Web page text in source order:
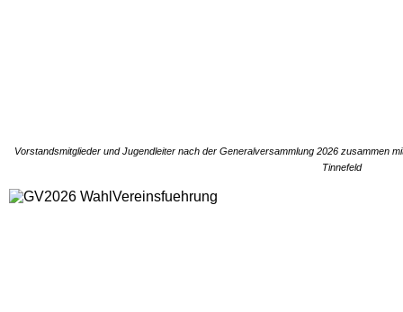
Vorstandsmitglieder und Jugendleiter nach der Generalversammlung 2026 zusammen
Tinnefeld